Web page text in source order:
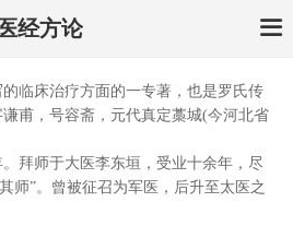
医经方论
临床治疗方面的一专著，也是罗氏传
甫，号容斋，元代真定藁城(今河北省
拜师于大医李东垣，受业十余年，尽
师”。曾被征召为军医，后升至太医之